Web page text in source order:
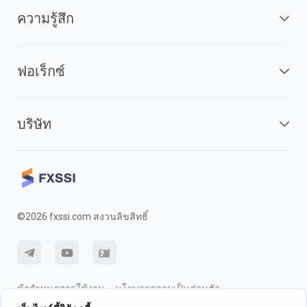
ความรู้สึก
ฟอเร็กซ์
บริษัท
©2026 fxssi.com สงวนลิขสิทธิ์
ข้อกำหนดการใช้งาน
นโยบายความเป็นส่วนตัว